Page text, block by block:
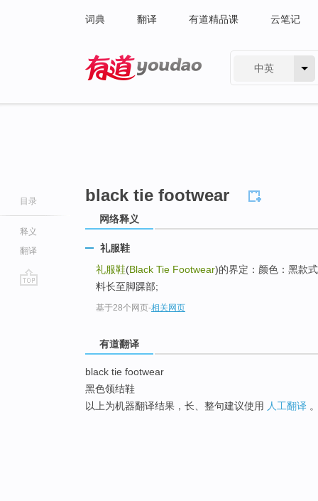
词典 翻译 有道精品课 云笔记
中英
目录
释义
翻译
black tie footwear
网络释义
礼服鞋
礼服鞋(Black Tie Footwear)的界定：颜色：黑款
料长至脚踝部;
基于28个网页-相关网页
有道翻译
black tie footwear
黑色领结鞋
以上为机器翻译结果，长、整句建议使用 人工翻译